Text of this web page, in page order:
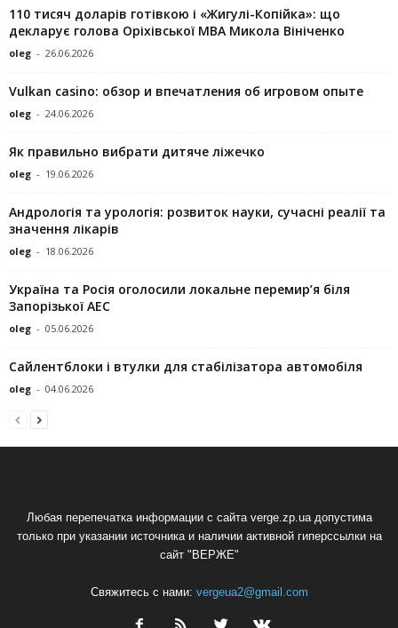
110 тисяч доларів готівкою і «Жигулі-Копійка»: що
декларує голова Оріхівської МВА Микола Вініченко
oleg - 26.06.2026
Vulkan casino: обзор и впечатления об игровом опыте
oleg - 24.06.2026
Як правильно вибрати дитяче ліжечко
oleg - 19.06.2026
Андрологія та урологія: розвиток науки, сучасні реалії та
значення лікарів
oleg - 18.06.2026
Україна та Росія оголосили локальне перемир’я біля
Запорізької АЕС
oleg - 05.06.2026
Сайлентблоки і втулки для стабілізатора автомобіля
oleg - 04.06.2026
Любая перепечатка информации с сайта verge.zp.ua допустима
только при указании источника и наличии активной гиперссылки на
сайт "ВЕРЖЕ"
Свяжитесь с нами: vergeua2@gmail.com